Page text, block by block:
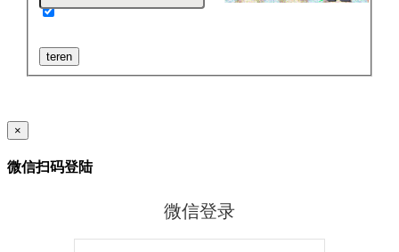
Amintiți-vă contul
teren
×
微信扫码登陆